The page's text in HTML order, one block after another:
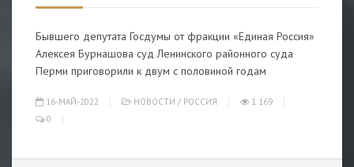
Бывшего депутата Госдумы от фракции «Единая Россия»
Алексея Бурнашова суд Ленинского районного суда
Перми приговорили к двум с половиной годам
16-МАЙ-2022 НОВОСТИ / РОССИЯ
1 169
0